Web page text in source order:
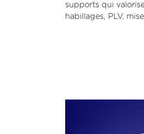
supports qui
habillages, PLV,